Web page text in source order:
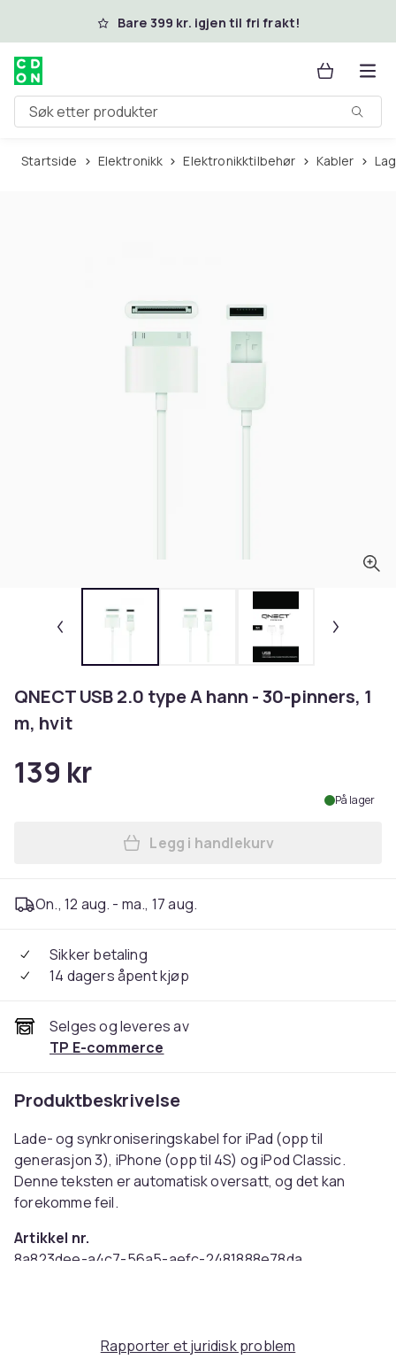
Hopp til hovedinnholdBare 399 kr. igjen til fri frakt!
Søk etter produkter
Startside Elektronikk Elektronikktilbehør Kabler
QNECT USB 2.0 type A hann - 30-pinners, 1
m, hvit
139 kr
På lager
Legg QNECT USB 2.0 type
Legg i handlekurv
On., 12 aug. - ma., 17 aug.
Sikker betaling
14 dagers åpent kjøp
Selges og leveres av
TP E-commerce
Produktbeskrivelse
Lade- og synkroniseringskabel for iPad (opp til
generasjon 3), iPhone (opp til 4S) og iPod Classic.
Denne teksten er automatisk oversatt, og det kan
forekomme feil.
Artikkel nr.
8a823dee-a4c7-56a5-aefc-2481888e78da
Rapporter et juridisk problem